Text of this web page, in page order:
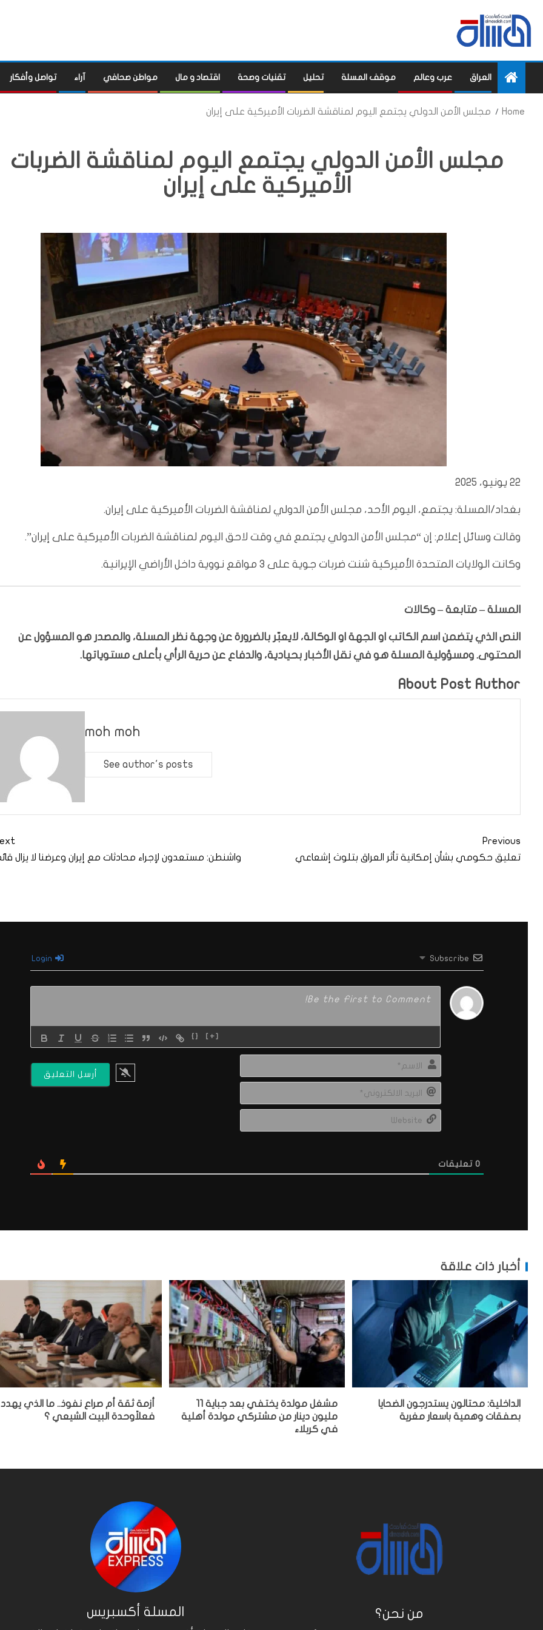
العراق عرب وعالم موقف المسلة تحليل تقنيات وصحة اقتصاد و مال مواطن صحافي آراء تواصل وأفكار
Home مجلس الأمن الدولي يجتمع اليوم لمناقشة الضربات الأميركية على إيران
مجلس الأمن الدولي يجتمع اليوم لمناقشة الضربات
الأميركية على إيران
22 يونيو، 2025
بغداد/المسلة: يجتمع، اليوم الأحد، مجلس الأمن الدولي لمناقشة الضربات الأميركية على إيران.
وقالت وسائل إعلام: إن “مجلس الأمن الدولي يجتمع في وقت لاحق اليوم لمناقشة الضربات الأميركية على إيران”.
وكانت الولايات المتحدة الأميركية شنت ضربات جوية على 3 مواقع نووية داخل الأراضي الإيرانية.
المسلة – متابعة – وكالات
النص الذي يتضمن اسم الكاتب او الجهة او الوكالة، لايعبّر بالضرورة عن وجهة نظر المسلة، والمصدر هو المسؤول عن
المحتوى. ومسؤولية المسلة هو في نقل الأخبار بحيادية، والدفاع عن حرية الرأي بأعلى مستوياتها.
About Post Author
moh moh
See author's posts
Previous
تعليق حكومي بشأن إمكانية تأثر العراق بتلوث إشعاعي
واشنطن: مستعدون لإجراء محادثات مع إيران وعرضنا لا يزال
Subscribe
{} [+]
0 تعليقات
أخبار ذات علاقة
الداخلية: محتالون يستدرجون الضحايا
بصفقات وهمية باسعار مغرية
مشغل مولدة يختفي بعد جباية 11
مليون دينار من مشتركي مولدة أهلية
في كربلاء
أزمة ثقة أم صراع نفوذ.. ما الذي يهدد
فعلاًوحدة البيت الشيعي ؟
المسلة أكسبريس من نحن؟